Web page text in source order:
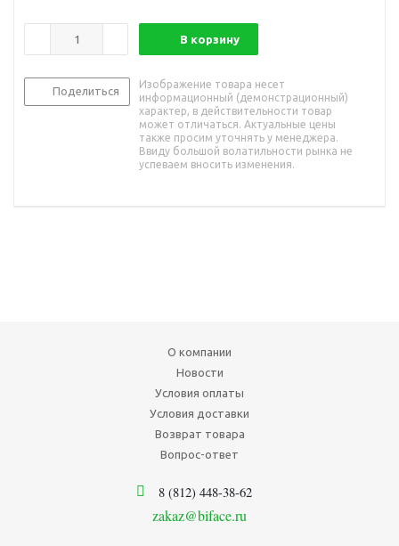
В корзину
Поделиться
Изображение товара несет
информационный (демонстрационный)
характер, в действительности товар
может отличаться. Актуальные цены
также просим уточнять у менеджера.
Ввиду большой волатильности рынка не
успеваем вносить изменения.
О компании
Новости
Условия оплаты
Условия доставки
Возврат товара
Вопрос-ответ
8 (812) 448-38-62
zakaz@biface.ru